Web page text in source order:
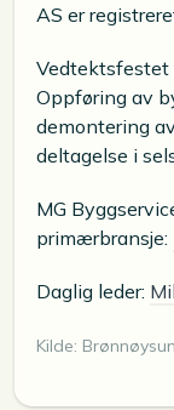
AS er
Vedtektsfestet
Oppføring av
demontering
deltagelse i
MG
primærbransje:
Daglig leder:
Kilde: